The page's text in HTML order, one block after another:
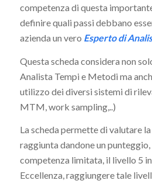
competenza di questa
definire quali passi debbano
azienda un vero Esperto di
Questa scheda considera non
Analista Tempi e Metodi ma
utilizzo dei diversi sistemi di
MTM, work sampling,..)
La scheda permette di valutare
raggiunta dandone un
competenza limitata, il livello 5
Eccellenza, raggiungere tale